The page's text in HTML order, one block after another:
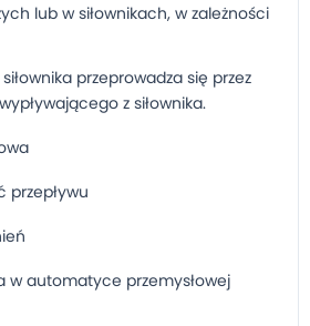
lub w siłownikach, w zależności
przeprowadza się przez
z siłownika.
przepływu
w automatyce przemysłowej